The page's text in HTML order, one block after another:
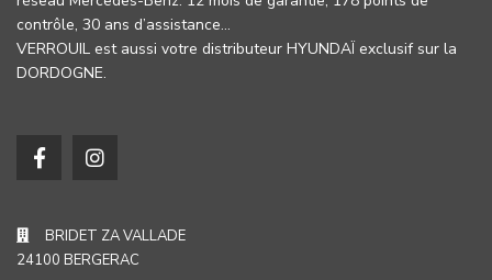
contrôle, 30 ans d’assistance…
VERROUIL est aussi votre distributeur HYUNDAÏ exclusif sur la
DORDOGNE.
BRIDET ZA VALLADE
24100 BERGERAC